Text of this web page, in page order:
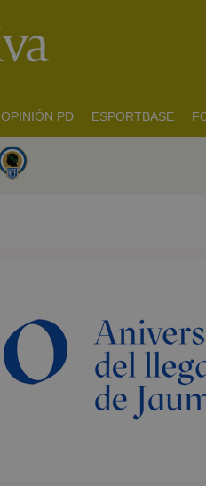
OPINIÓN PD ESPORTBASE